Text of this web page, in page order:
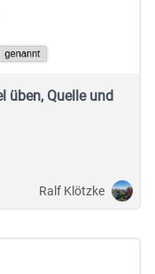
üben, Quelle und
Ralf Klötzke